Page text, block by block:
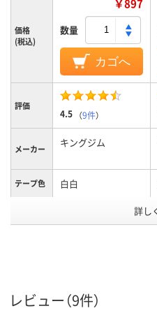
価格
(税込)
￥897
数量
カゴへ
評価
4.5 （9件）
メーカー キングジム
テープ色 白白
テープ長
さ
8m8m
詳し
レビュー（9件）